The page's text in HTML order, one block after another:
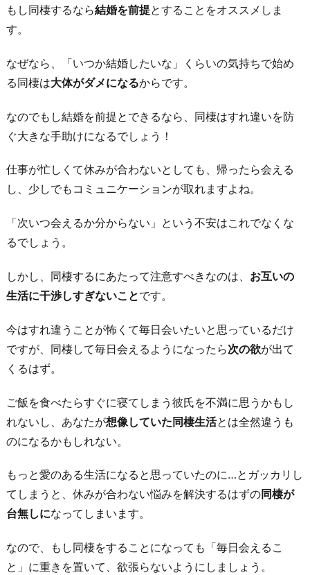
もし同棲するなら結婚を前提とすることをオススメしま
す。
なぜなら、「いつか結婚したいな」くらいの気持ちで始め
る同棲は大体がダメになるからです。
なのでもし結婚を前提とできるなら、同棲はすれ違いを防
ぐ大きな手助けになるでしょう！
仕事が忙しくて休みが合わないとしても、帰ったら会える
し、少しでもコミュニケーションが取れますよね。
「次いつ会えるか分からない」という不安はこれでなくな
るでしょう。
しかし、同棲するにあたって注意すべきなのは、 お互いの
生活に干渉しすぎないことです。
今はすれ違うことが怖くて毎日会いたいと思っているだけ
ですが、同棲して毎日会えるようになったら次の欲が出て
くるはず。
ご飯を食べたらすぐに寝てしまう彼氏を不満に思うかもし
れないし、あなたが想像していた同棲生活とは全然違うも
のになるかもしれない。
もっと愛のある生活になると思っていたのに…とガッカリし
てしまうと、休みが合わない悩みを解決するはずの同棲が
台無しになってしまいます。
なので、もし同棲をすることになっても「毎日会えるこ
と」に重きを置いて、欲張らないようにしましょう。